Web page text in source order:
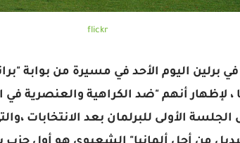
flickr
اليوم الأحد في مسيرة من بوابة
، لإظهار أنهم "ضد الكراهية والعنصرية في
الأولى للبرلمان بعد الانتخابات